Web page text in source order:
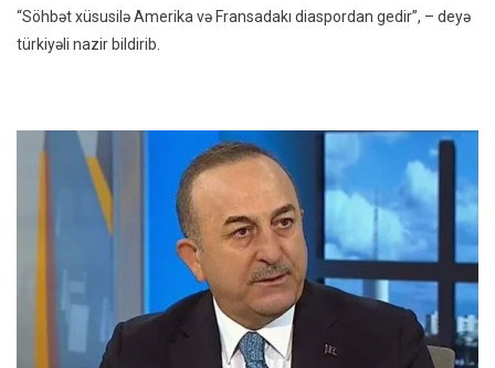
“Söhbət xüsusilə Amerika və Fransadakı diaspordan gedir”, – deyə
türkiyəli nazir bildirib.